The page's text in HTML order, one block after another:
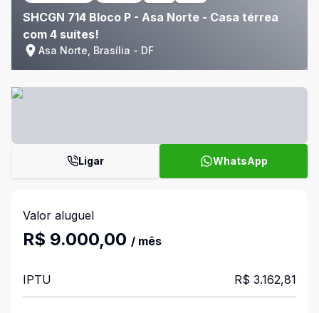
SHCGN 714 Bloco P - Asa Norte - Casa térrea
com 4 suítes!
Asa Norte, Brasília - DF
Ligar WhatsApp
Valor aluguel
R$ 9.000,00 / mês
IPTU R$ 3.162,81